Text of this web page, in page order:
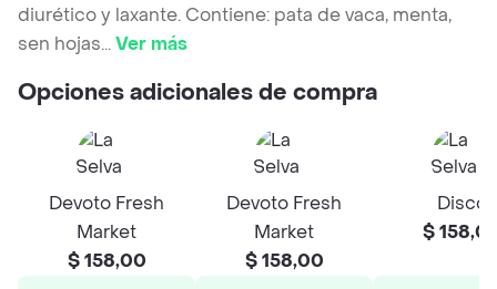
diurético y laxante. Contiene: pata de vaca, menta,
sen hojas...Ver más
Opciones adicionales de compra
Devoto Fresh
Market
$ 158,00
Devoto Fresh
Market
$ 158,00
Disco
$